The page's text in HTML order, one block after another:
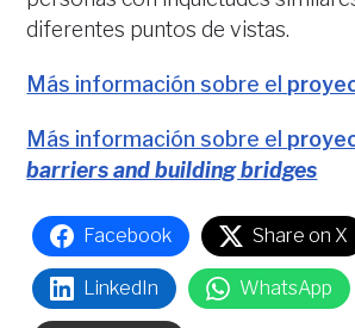
diferentes puntos de vistas.
Más información sobre el
Más información sobre el
barriers and building bridges
Facebook Share on X
LinkedIn WhatsApp